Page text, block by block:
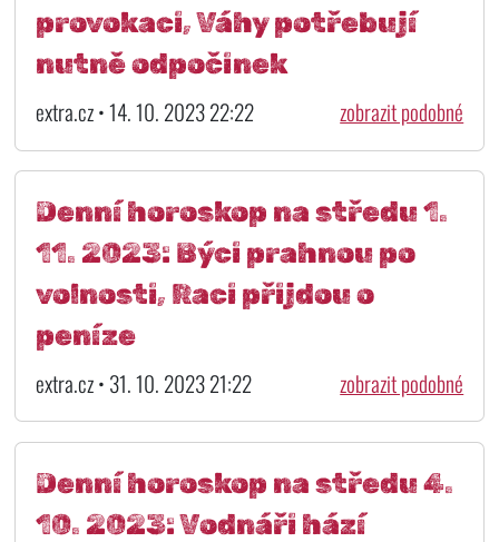
provokaci, Váhy potřebují
nutně odpočinek
extra.cz • 14. 10. 2023 22:22 zobrazit podobné
Denní horoskop na středu 1.
11. 2023: Býci prahnou po
volnosti, Raci přijdou o
peníze
extra.cz • 31. 10. 2023 21:22 zobrazit podobné
Denní horoskop na středu 4.
10. 2023: Vodnáři hází